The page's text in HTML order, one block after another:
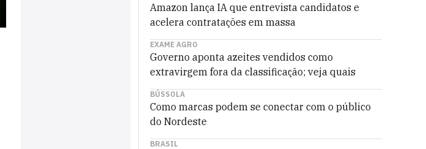
Amazon lança IA que entrevista candidatos e
acelera contratações em massa
EXAME AGRO
Governo aponta azeites vendidos como
extravirgem fora da classificação; veja quais
BÚSSOLA
Como marcas podem se conectar com o público
do Nordeste
BRASIL